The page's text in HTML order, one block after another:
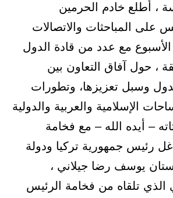
، أطلع خادم الحرمين
على المباحثات والاتصالات
مع عدد من قادة الدول
، حول آفاق التعاون بين
وسبل تعزيزها، وتطورات
الإسلامية والعربية والدولية
– أيده الله – مع فخامة
غل رئيس جمهورية تركيا ودولة
يوسف رضا جيلاني ،
الذي تلقاه من فخامة الرئيس